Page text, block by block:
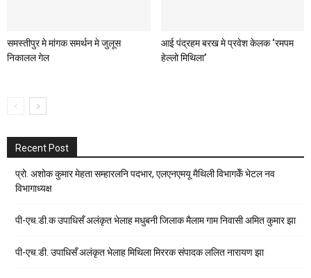
समस्तीपुर मे मांगक समर्थन मे जुलूस
निकालल गेल
आई पंद्रहम बरख मे प्रवेश केलक ‘रमपम
हेल्लो मिथिला’
Recent Post
प्रो. अशोक कुमार मेहता सम्हारलनि पदभार, एलएनएमयू मैथिली विभागकेँ भेटल नव
विभागाध्यक्ष
पी-एच.डी.क उपाधिसँ अलंकृत भेलाह मधुबनी जिलाक मैलाम गाम निवासी अमित कुमार झा
पी-एच.डी. उपाधिसँ अलंकृत भेलाह मिथिला मिररक संपादक ललित नारायण झा